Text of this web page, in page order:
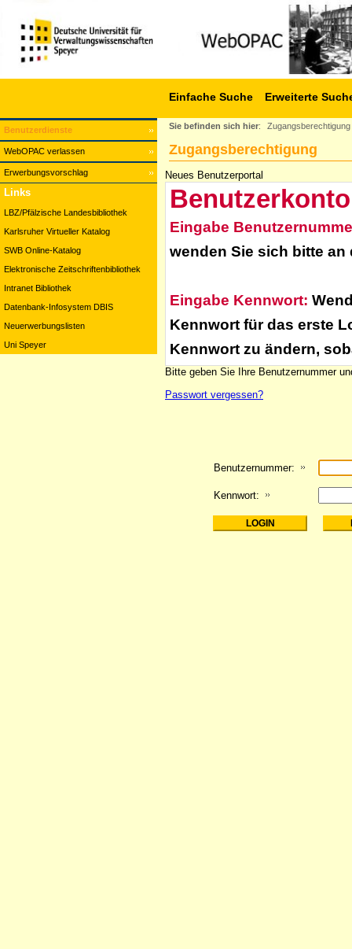
Benutzerdienste
WebOPAC verlassen
Erwerbungsvorschlag
Einfache Suche Erweiterte
Links
LBZ/Pfälzische Landesbibliothek
Karlsruher Virtueller Katalog
SWB Online-Katalog
Elektronische Zeitschriftenbibliothek
Intranet Bibliothek
Datenbank-Infosystem DBIS
Neuerwerbungslisten
Uni Speyer
Sie befinden sich hier: Zugangsberechtigung
Zugangsberechtigung
Neues Benutzerportal
Benutzerkonto
Eingabe
wenden Sie sich bitte
Eingabe Kennwort:
Kennwort für das erste
Kennwort zu ändern,
Bitte geben Sie Ihre Benutzernummer
Passwort vergessen?
Benutzernummer:
Kennwort: